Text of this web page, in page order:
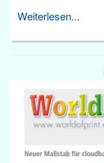
Weiterlesen...